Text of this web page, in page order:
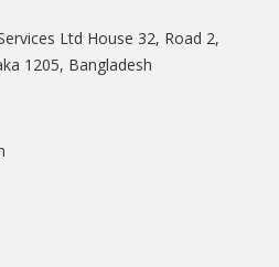
Ltd House 32, Road 2,
1205, Bangladesh